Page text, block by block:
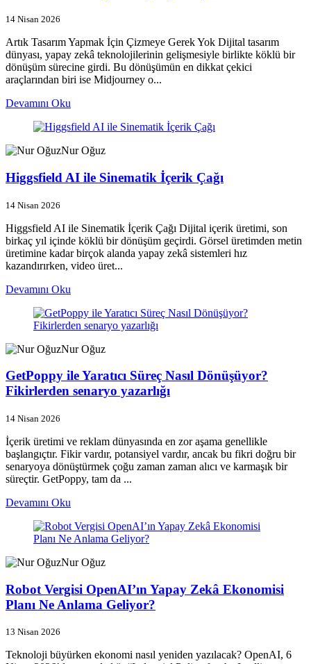
14 Nisan 2026
Artık Tasarım Yapmak İçin Çizmeye Gerek Yok Dijital tasarım
dünyası, yapay zekâ teknolojilerinin gelişmesiyle birlikte köklü bir
dönüşüm sürecine girdi. Bu dönüşümün en dikkat çekici
araçlarından biri ise Midjourney o...
Devamını Oku
Nur Oğuz
Higgsfield AI ile Sinematik İçerik Çağı
14 Nisan 2026
Higgsfield AI ile Sinematik İçerik Çağı Dijital içerik üretimi, son
birkaç yıl içinde köklü bir dönüşüm geçirdi. Görsel üretimden metin
üretimine kadar birçok alanda yapay zekâ sistemleri hız
kazandırırken, video üret...
Devamını Oku
Nur Oğuz
GetPoppy ile Yaratıcı Süreç Nasıl Dönüşüyor?
Fikirlerden senaryo yazarlığı
14 Nisan 2026
İçerik üretimi ve reklam dünyasında en zor aşama genellikle
başlangıçtır. Fikir vardır, potansiyel vardır, ancak bu fikri doğru bir
senaryoya dönüştürmek çoğu zaman zaman alıcı ve karmaşık bir
süreçtir. GetPoppy, tam da ...
Devamını Oku
Nur Oğuz
Robot Vergisi OpenAI’ın Yapay Zekâ Ekonomisi
Planı Ne Anlama Geliyor?
13 Nisan 2026
Teknoloji büyürken ekonomi nasıl yeniden yazılacak? OpenAI, 6